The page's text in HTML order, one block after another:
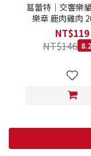
葛蕾特｜交響樂
樂章 鹿肉雞肉
GranataPet 200
無穀罐 無膠罐 主
罐
NT$119
NT$146